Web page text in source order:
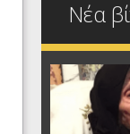
Νέα